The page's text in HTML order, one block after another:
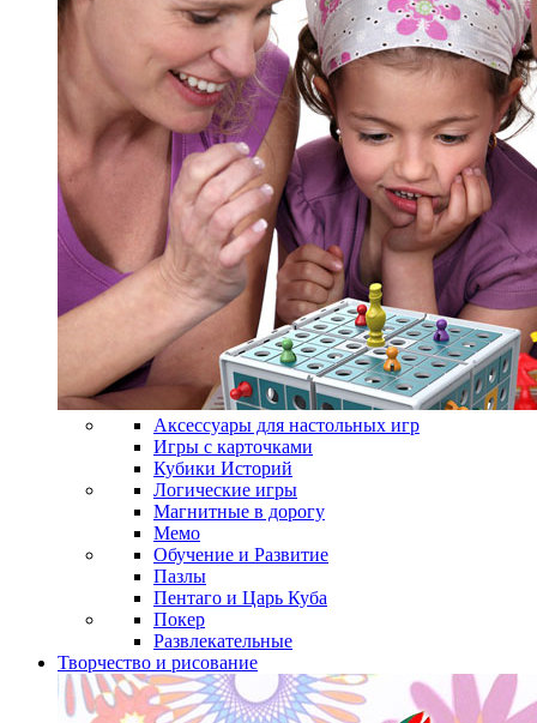
Аксессуары для настольных игр
Игры с карточками
Кубики Историй
Логические игры
Магнитные в дорогу
Мемо
Обучение и Развитие
Пазлы
Пентаго и Царь Куба
Покер
Развлекательные
Творчество и рисование